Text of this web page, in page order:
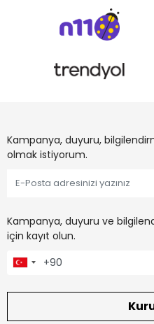
Kampanya, duyuru,
olmak istiyorum.
Kampanya, duyuru ve
için kayıt olun.